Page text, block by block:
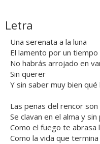
Letra
Una serenata a la luna
El lamento por un
No habrás arrojado en
Sin querer
Y sin saber muy bien qué
Las penas del rencor
Se clavan en el alma y sin
Como el fuego te abrasa
Como la vida que